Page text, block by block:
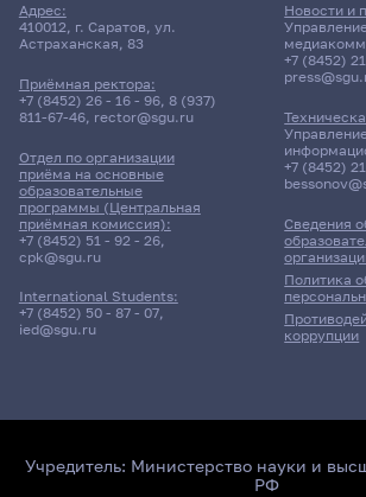
Адрес:
410012, г. Саратов, ул.
Астраханская, 83
Приёмная ректора:
+7 (8452) 26 - 16 - 96, 8 (937)
811-67-46, rector@sgu.ru
Отдел по организации
приёма на основные
образовательные
программы (Центральная
приёмная комиссия):
+7 (8452) 51 - 92 - 26,
cpk@sgu.ru
International Students:
+7 (8452) 50 - 87 - 07,
ied@sgu.ru
Сведения
Политика
коррупции
Новости и
+7 (8452)
+7 (8452)
Учредитель: Министерство науки и
РФ